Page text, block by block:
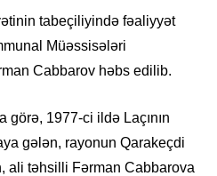
tabeçiliyində fəaliyyət
Müəssisələri
Cabbarov həbs edilib.
görə, 1977-ci ildə Laçının
gələn, rayonun Qarakeçdi
ali təhsilli Fərman Cabbarova